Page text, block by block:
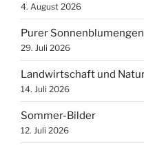
4. August 2026
Purer
29. Juli 2026
Landwirtschaft und
14. Juli 2026
Sommer-Bilder
12. Juli 2026